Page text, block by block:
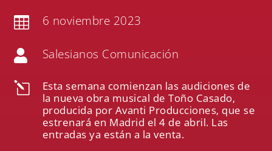
 6 noviembre 2023
 Salesianos Comunicación
l
Esta semana comienzan las audiciones de
la nueva obra musical de Toño Casado,
producida por Avanti Producciones, que se
estrenará en Madrid el 4 de abril. Las
entradas ya están a la venta.